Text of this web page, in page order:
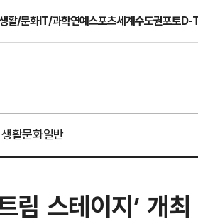
활/문화IT/과학연예스포츠세계수도권포토D-
생활문화일반
림 스테이지’ 개최